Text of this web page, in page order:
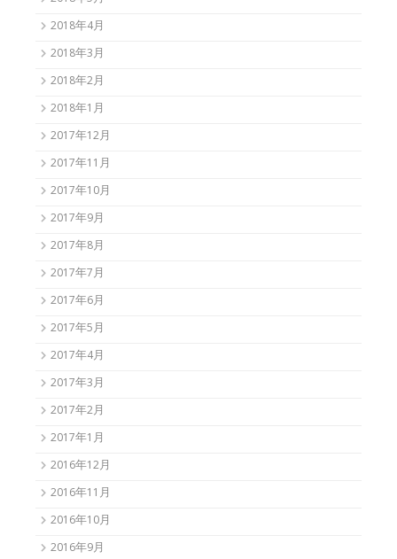
2018年4月
2018年3月
2018年2月
2018年1月
2017年12月
2017年11月
2017年10月
2017年9月
2017年8月
2017年7月
2017年6月
2017年5月
2017年4月
2017年3月
2017年2月
2017年1月
2016年12月
2016年11月
2016年10月
2016年9月